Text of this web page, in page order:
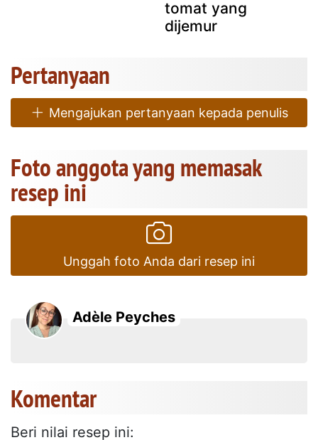
tomat yang
dijemur
Pertanyaan
Mengajukan pertanyaan kepada penulis
Foto anggota yang memasak
resep ini
Unggah foto Anda dari resep ini
Adèle Peyches
Komentar
Beri nilai resep ini: